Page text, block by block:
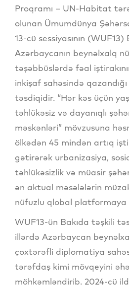
Proqramı – UN-Habitat
olunan Ümumdünya
13-cü sessiyasının
Azərbaycanın beynəlxalq
təşəbbüslərdə fəal
inkişaf sahəsində
təsdiqidir. “Hər kəs üçün
təhlükəsiz və dayanıqlı
məskənləri” mövzusuna
ölkədən 45 mindən artıq
gətirərək urbanizasiya,
təhlükəsizlik və müasir
ən aktual məsələlərin
nüfuzlu qlobal platformaya
WUF13-ün Bakıda təşkili
illərdə Azərbaycan
çoxtərəfli diplomatiya
tərəfdaş kimi mövqeyini
möhkəmləndirib. 2024-cü